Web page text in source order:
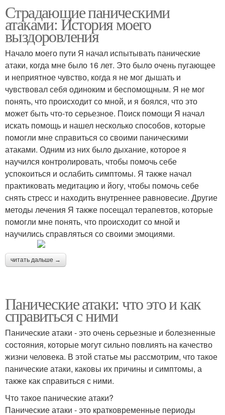
Страдающие паническими
атаками: История моего
выздоровления
Начало моего пути Я начал испытывать панические
атаки, когда мне было 16 лет. Это было очень пугающее
и неприятное чувство, когда я не мог дышать и
чувствовал себя одиноким и беспомощным. Я не мог
понять, что происходит со мной, и я боялся, что это
может быть что-то серьезное. Поиск помощи Я начал
искать помощь и нашел несколько способов, которые
помогли мне справиться со своими паническими
атаками. Одним из них было дыхание, которое я
научился контролировать, чтобы помочь себе
успокоиться и ослабить симптомы. Я также начал
практиковать медитацию и йогу, чтобы помочь себе
снять стресс и находить внутреннее равновесие. Другие
методы лечения Я также посещал терапевтов, которые
помогли мне понять, что происходит со мной и
научились справляться со своими эмоциями.
читать дальше →
Панические атаки: что это и как
справиться с ними
Панические атаки - это очень серьезные и болезненные
состояния, которые могут сильно повлиять на качество
жизни человека. В этой статье мы рассмотрим, что такое
панические атаки, каковы их причины и симптомы, а
также как справиться с ними.
Что такое панические атаки?
Панические атаки - это кратковременные периоды